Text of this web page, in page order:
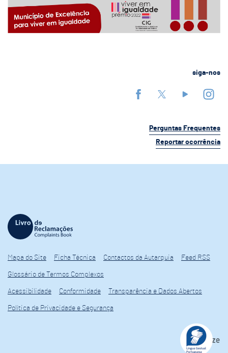
siga-nos
Perguntas Frequentes
Reportar ocorrência
Mapa do Site Ficha Técnica Contactos da Autarquia Feed RSS
Glossário de Termos Complexos
Acessibilidade Conformidade Transparência e Dados Abertos
Política de Privacidade e Segurança